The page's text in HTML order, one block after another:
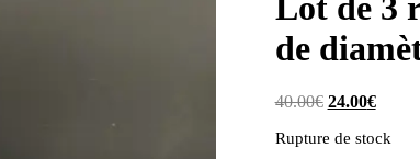
de
40.00€ 24.00€
Rupture de stock